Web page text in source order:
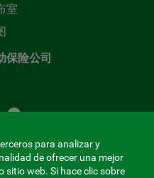
室
保险公司
para analizar y
de ofrecer una mejor
sitio web. Si hace clic sobre